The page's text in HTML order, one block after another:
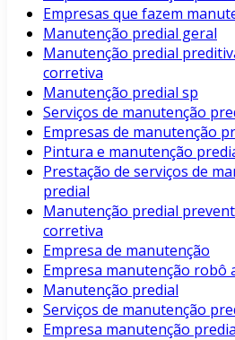
Empresas que fazem
Manutenção predial geral
Manutenção predial
corretiva
Manutenção predial sp
Serviços de manutenção
Empresas de manutenção
Pintura e manutenção
Prestação de serviços de
predial
Manutenção predial
corretiva
Empresa de manutenção
Empresa manutenção robô
Manutenção predial
Serviços de manutenção
Empresa manutenção